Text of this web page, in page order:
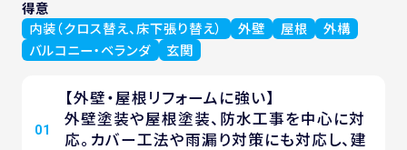
得意
内装（クロス替え、床下張り替え）
外壁 屋根
外構
バルコニー・ベランダ
玄関
01
【外壁・屋根リフォームに強い】
外壁塗装や屋根塗装、防水工事を中心に対
応。カバー工法や雨漏り対策にも対応し、建